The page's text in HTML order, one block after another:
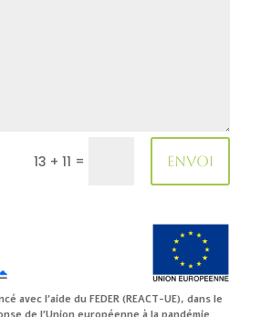
13 + 11 = ENVOI
avec l’aide du FEDER (REACT-UE), dans le